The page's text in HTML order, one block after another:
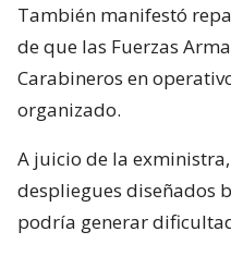
También manifestó
de que las Fuerzas
Carabineros en
organizado.
A juicio de la
despliegues diseñados
podría generar